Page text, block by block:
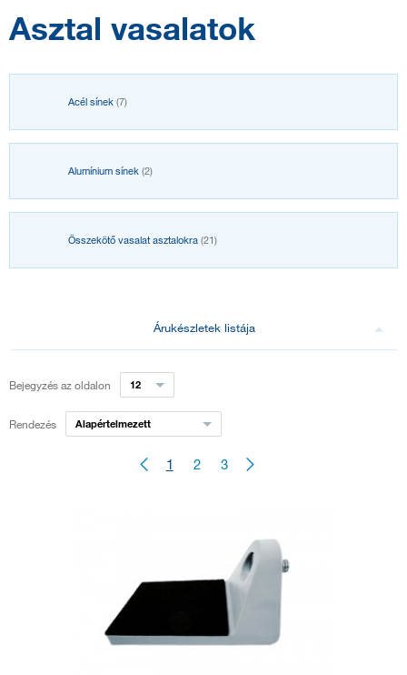
Asztal vasalatok
Acél sínek (7)
Alumínium sínek (2)
Összekötő vasalat asztalokra (21)
Árukészletek listája
Bejegyzés az oldalon 12
Rendezés Alapértelmezett
1 2 3